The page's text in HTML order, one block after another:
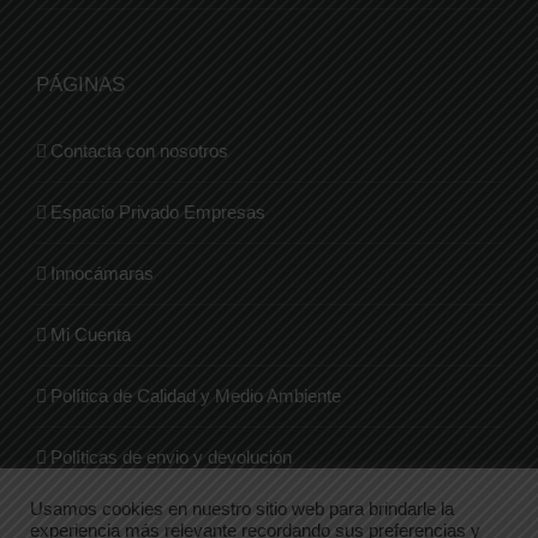
PÁGINAS
Contacta con nosotros
Espacio Privado Empresas
Innocámaras
Mi Cuenta
Política de Calidad y Medio Ambiente
Políticas de envio y devolución
Quienes Somos
Usamos cookies en nuestro sitio web para brindarle la
experiencia más relevante recordando sus preferencias y